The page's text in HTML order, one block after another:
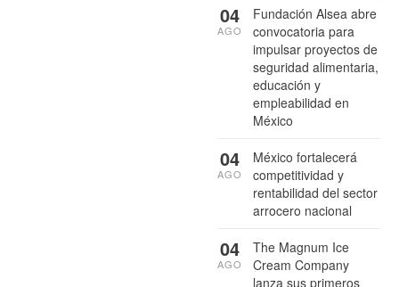
Fundación Alsea abre
convocatoria para
impulsar proyectos de
seguridad alimentaria,
educación y
empleabilidad en
México
04
AGO
México fortalecerá
competitividad y
rentabilidad del sector
arrocero nacional
04
AGO
The Magnum Ice
Cream Company
lanza sus primeros
04
AGO